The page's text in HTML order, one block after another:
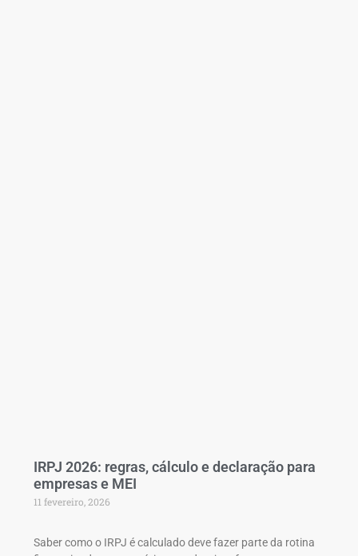
IRPJ 2026: regras, cálculo e declaração para
empresas e MEI
11 fevereiro, 2026
Saber como o IRPJ é calculado deve fazer parte da rotina